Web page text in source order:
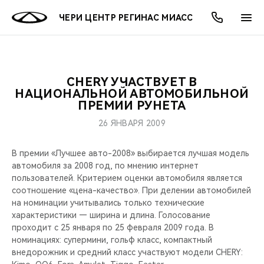
ЧЕРИ ЦЕНТР РЕГИНАС МИАСС
МОДЕЛИ
КРОССОВЕРЫ
СЕДАНЫ
НОВИНКИ
ПОКУПАТЕЛЯМ
ВЛАДЕЛЬЦАМ
ПОДДЕРЖКА
CHERY CONNECT
МИР CHERY
CHERY В СОЦСЕТЯХ
ЛЮДИ CHERY
АКЦИИ
ОНЛАЙН СЕРВИСЫ
О КОМПАНИИ
CHERY УЧАСТВУЕТ В
НАЦИОНАЛЬНОЙ АВТОМОБИЛЬНОЙ
ПРЕМИИ РУНЕТА
26 ЯНВАРЯ 2009
В премии «Лучшее авто-2008» выбирается лучшая модель
автомобиля за 2008 год, по мнению интернет
пользователей. Критерием оценки автомобиля является
соотношение «цена-качество». При делении автомобилей
на номинации учитывались только технические
характеристики — ширина и длина. Голосование
проходит с 25 января по 25 февраля 2009 года. В
номинациях: супермини, гольф класс, компактный
внедорожник и средний класс участвуют модели CHERY: